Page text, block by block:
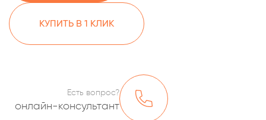
КУПИТЬ В 1 КЛИК
Есть вопрос?
онлайн-консультант